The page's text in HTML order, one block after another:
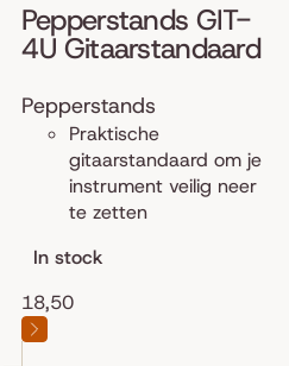
Pepperstands GIT-
4U Gitaarstandaard
Pepperstands
Praktische
gitaarstandaard om je
instrument veilig neer
te zetten
In stock
18,50